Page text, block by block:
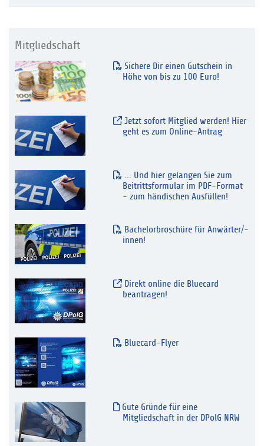
Mitgliedschaft
Sichere Dir einen Gutschein in
Höhe von bis zu 100 Euro!
Jetzt sofort Mitglied werden! Hier
geht es zum Online-Antrag
... Und hier gelangen Sie zum
Beitrittsformular im PDF-Format
- zum händischen Ausfüllen!
Bachelorbroschüre für Anwärter/-
innen!
Direkt online die Bluecard
beantragen!
Bluecard-Flyer
Gute Gründe für eine
Mitgliedschaft in der DPolG NRW